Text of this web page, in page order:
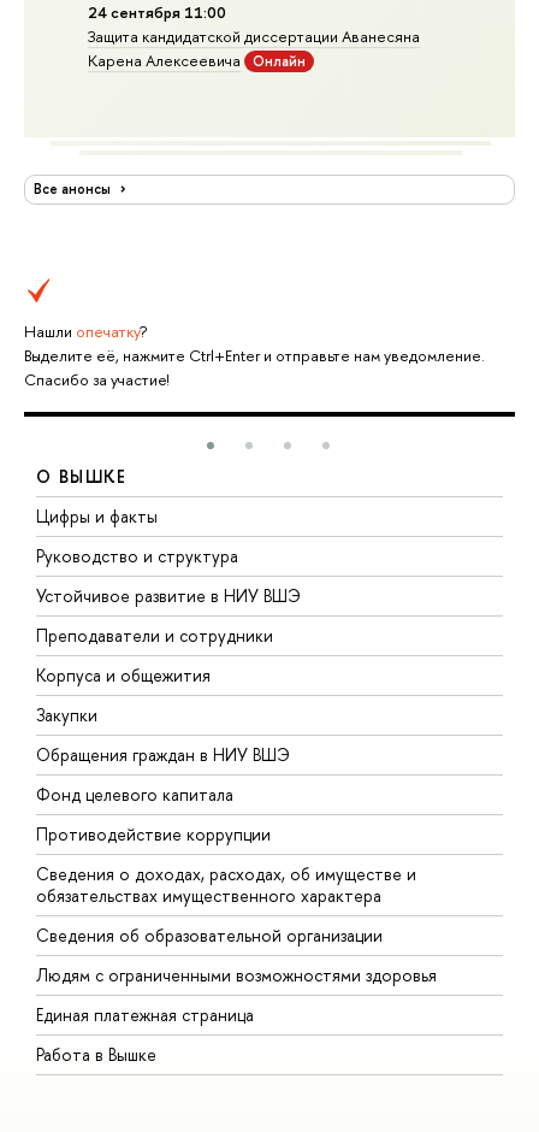
24 сентября 11:00
Защита кандидатской диссертации Аванесяна
Карена Алексеевича
Онлайн
Все анонсы
Нашли опечатку?
Выделите её, нажмите Ctrl+Enter и отправьте нам уведомление.
Спасибо за участие!
О ВЫШКЕ
Цифры и факты
Руководство и структура
Устойчивое развитие в НИУ ВШЭ
Преподаватели и сотрудники
Корпуса и общежития
Закупки
Обращения граждан в НИУ ВШЭ
Фонд целевого капитала
Противодействие коррупции
Сведения о доходах, расходах, об имуществе и
обязательствах имущественного характера
Сведения об образовательной организации
Людям с ограниченными возможностями здоровья
Единая платежная страница
Работа в Вышке